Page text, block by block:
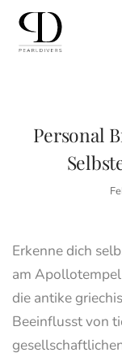
Personal
Erkenne dich
am
die antike
Beeinflusst von